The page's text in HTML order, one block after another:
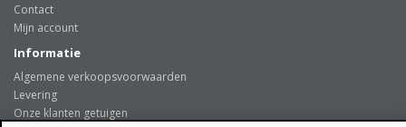
Contact
Mijn account
Informatie
Algemene verkoopsvoorwaarden
Levering
Onze klanten getuigen